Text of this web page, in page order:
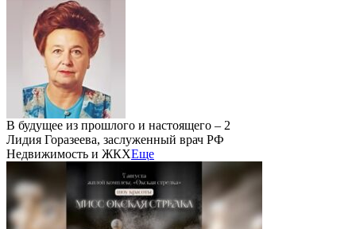
В будущее из прошлого и настоящего – 2
Лидия Горазеева, заслуженный врач РФ
Недвижимость и ЖКХЕще